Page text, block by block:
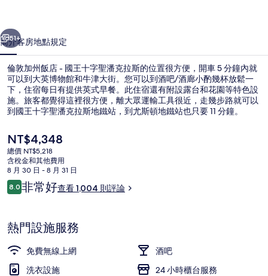
國
王
十
字
聖
潘
克
拉
斯
相
片
集
個 下一個
51+
簡介客房地點規定
倫敦加州飯店 - 國王十字聖潘克拉斯的位置很方便，開車 5 分鐘內就
可以到大英博物館和牛津大街。您可以到酒吧/酒廊小酌幾杯放鬆一
下，住宿每日有提供英式早餐。此住宿還有附設露台和花園等特色設
施。旅客都覺得這裡很方便，離大眾運輸工具很近，走幾步路就可以
到國王十字聖潘克拉斯地鐵站，到尤斯頓地鐵站也只要 11 分鐘。
目
前
的
價
格
是
NT$4,348
總價 NT$5,218
含稅金和其他費用
8 月 30 日 - 8 月 31 日
評
論
8.08.0 分，滿分 10 分，
非常好查看 1,004 則評論
熱門設施服務
免費無線上網
酒吧
洗衣設施
24 小時櫃台服務